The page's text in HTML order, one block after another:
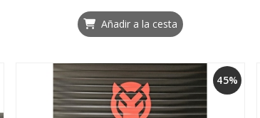
Añadir a la cesta
45%